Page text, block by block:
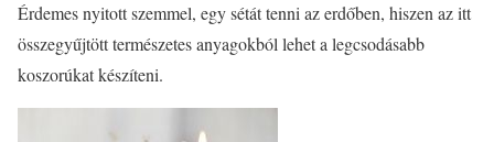
Érdemes nyitott szemmel, egy sétát tenni az erdőben, hiszen az itt
összegyűjtött természetes anyagokból lehet a legcsodásabb
koszorúkat készíteni.